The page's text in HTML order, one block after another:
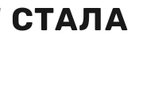
СТАЛА